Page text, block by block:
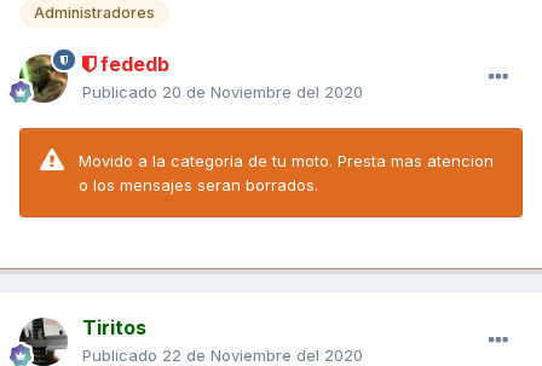
Administradores
fededb
Publicado 20 de Noviembre del 2020
Movido a la categoria de tu moto. Presta mas atencion
o los mensajes seran borrados.
Tiritos
Publicado 22 de Noviembre del 2020